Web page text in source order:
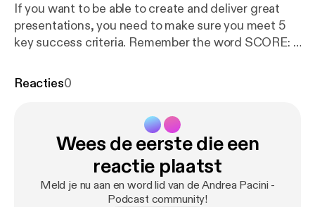
If you want to be able to create and deliver great
presentations, you need to make sure you meet 5
key success criteria. Remember the word SCORE: 1.
this video I unpack the Presentation SCORE
Reacties0
Wees de eerste die een
reactie plaatst
Meld je nu aan en word lid van de Andrea Pacini -
Podcast community!